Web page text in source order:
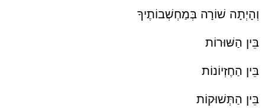
וְהָיְתָה שׁוֹרָה בְּמַחְשְׁבוֹתֶיךָ
בֵּין הַשּׁוּרוֹת
בֵּין הַחֶזְיוֹנוֹת
בֵּין הַתְּשׁוּקוֹת